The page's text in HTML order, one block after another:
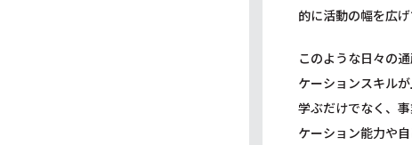
的に活動の幅を広げ
このような日々の
ケーションスキル
学ぶだけでなく、
ケーション能力や